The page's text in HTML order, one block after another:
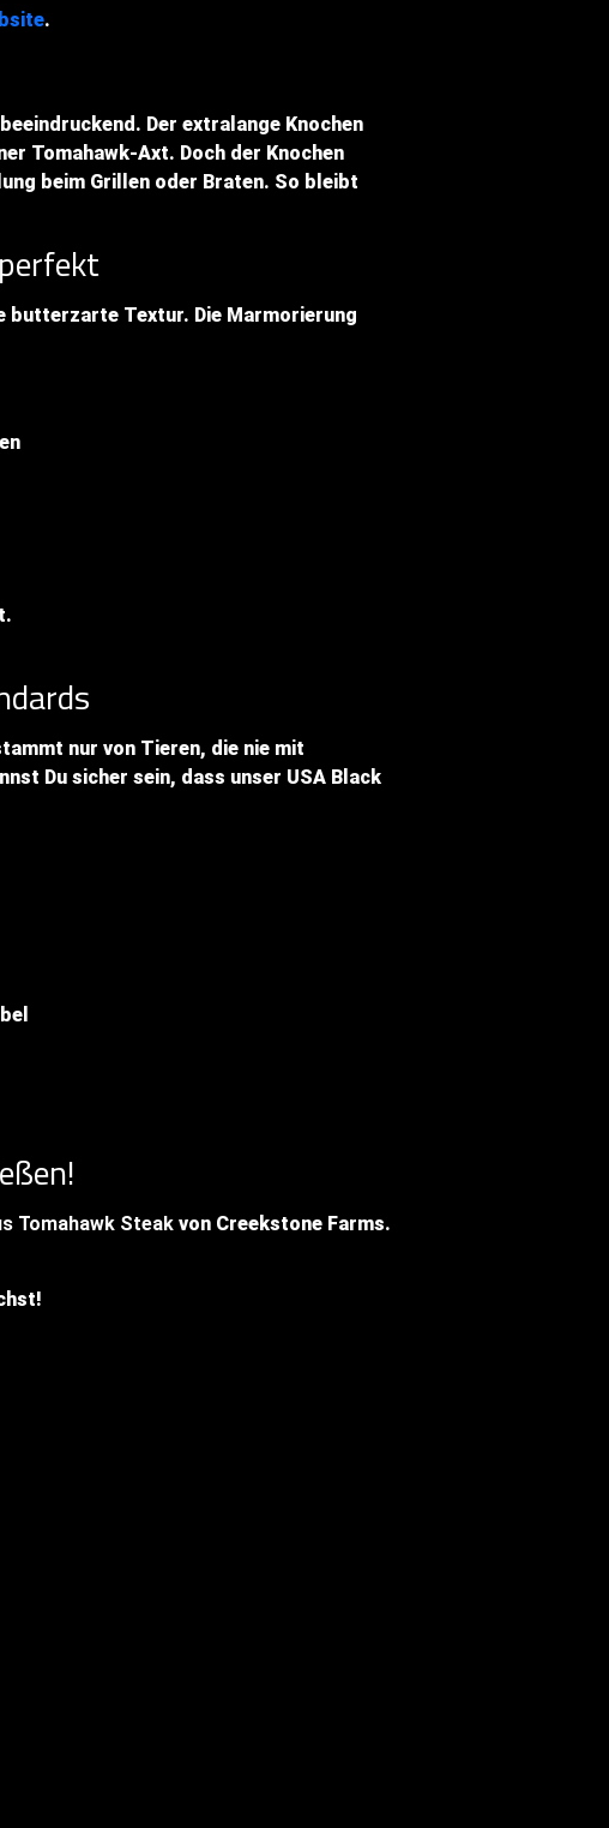
.
Der extralange Knochen
Tomahawk-Axt. Doch der Knochen
beim Grillen oder Braten. So bleibt
butterzarte Textur. Die Marmorierung
nur von Tieren, die nie mit
Du sicher sein, dass unser USA Black
Tomahawk Steak von Creekstone Farms.